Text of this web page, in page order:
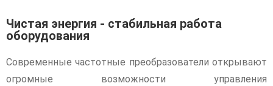
Чистая энергия - стабильная работа
оборудования
Современные частотные преобразователи открывают
огромные возможности управления